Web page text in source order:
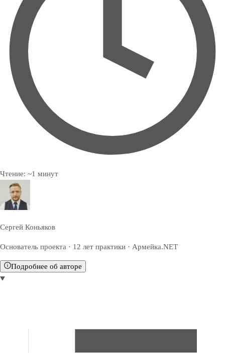
Чтение: ~1 минут
Сергей Коньяков
Основатель проекта · 12 лет практики · Армейка.NET
Подробнее об авторе